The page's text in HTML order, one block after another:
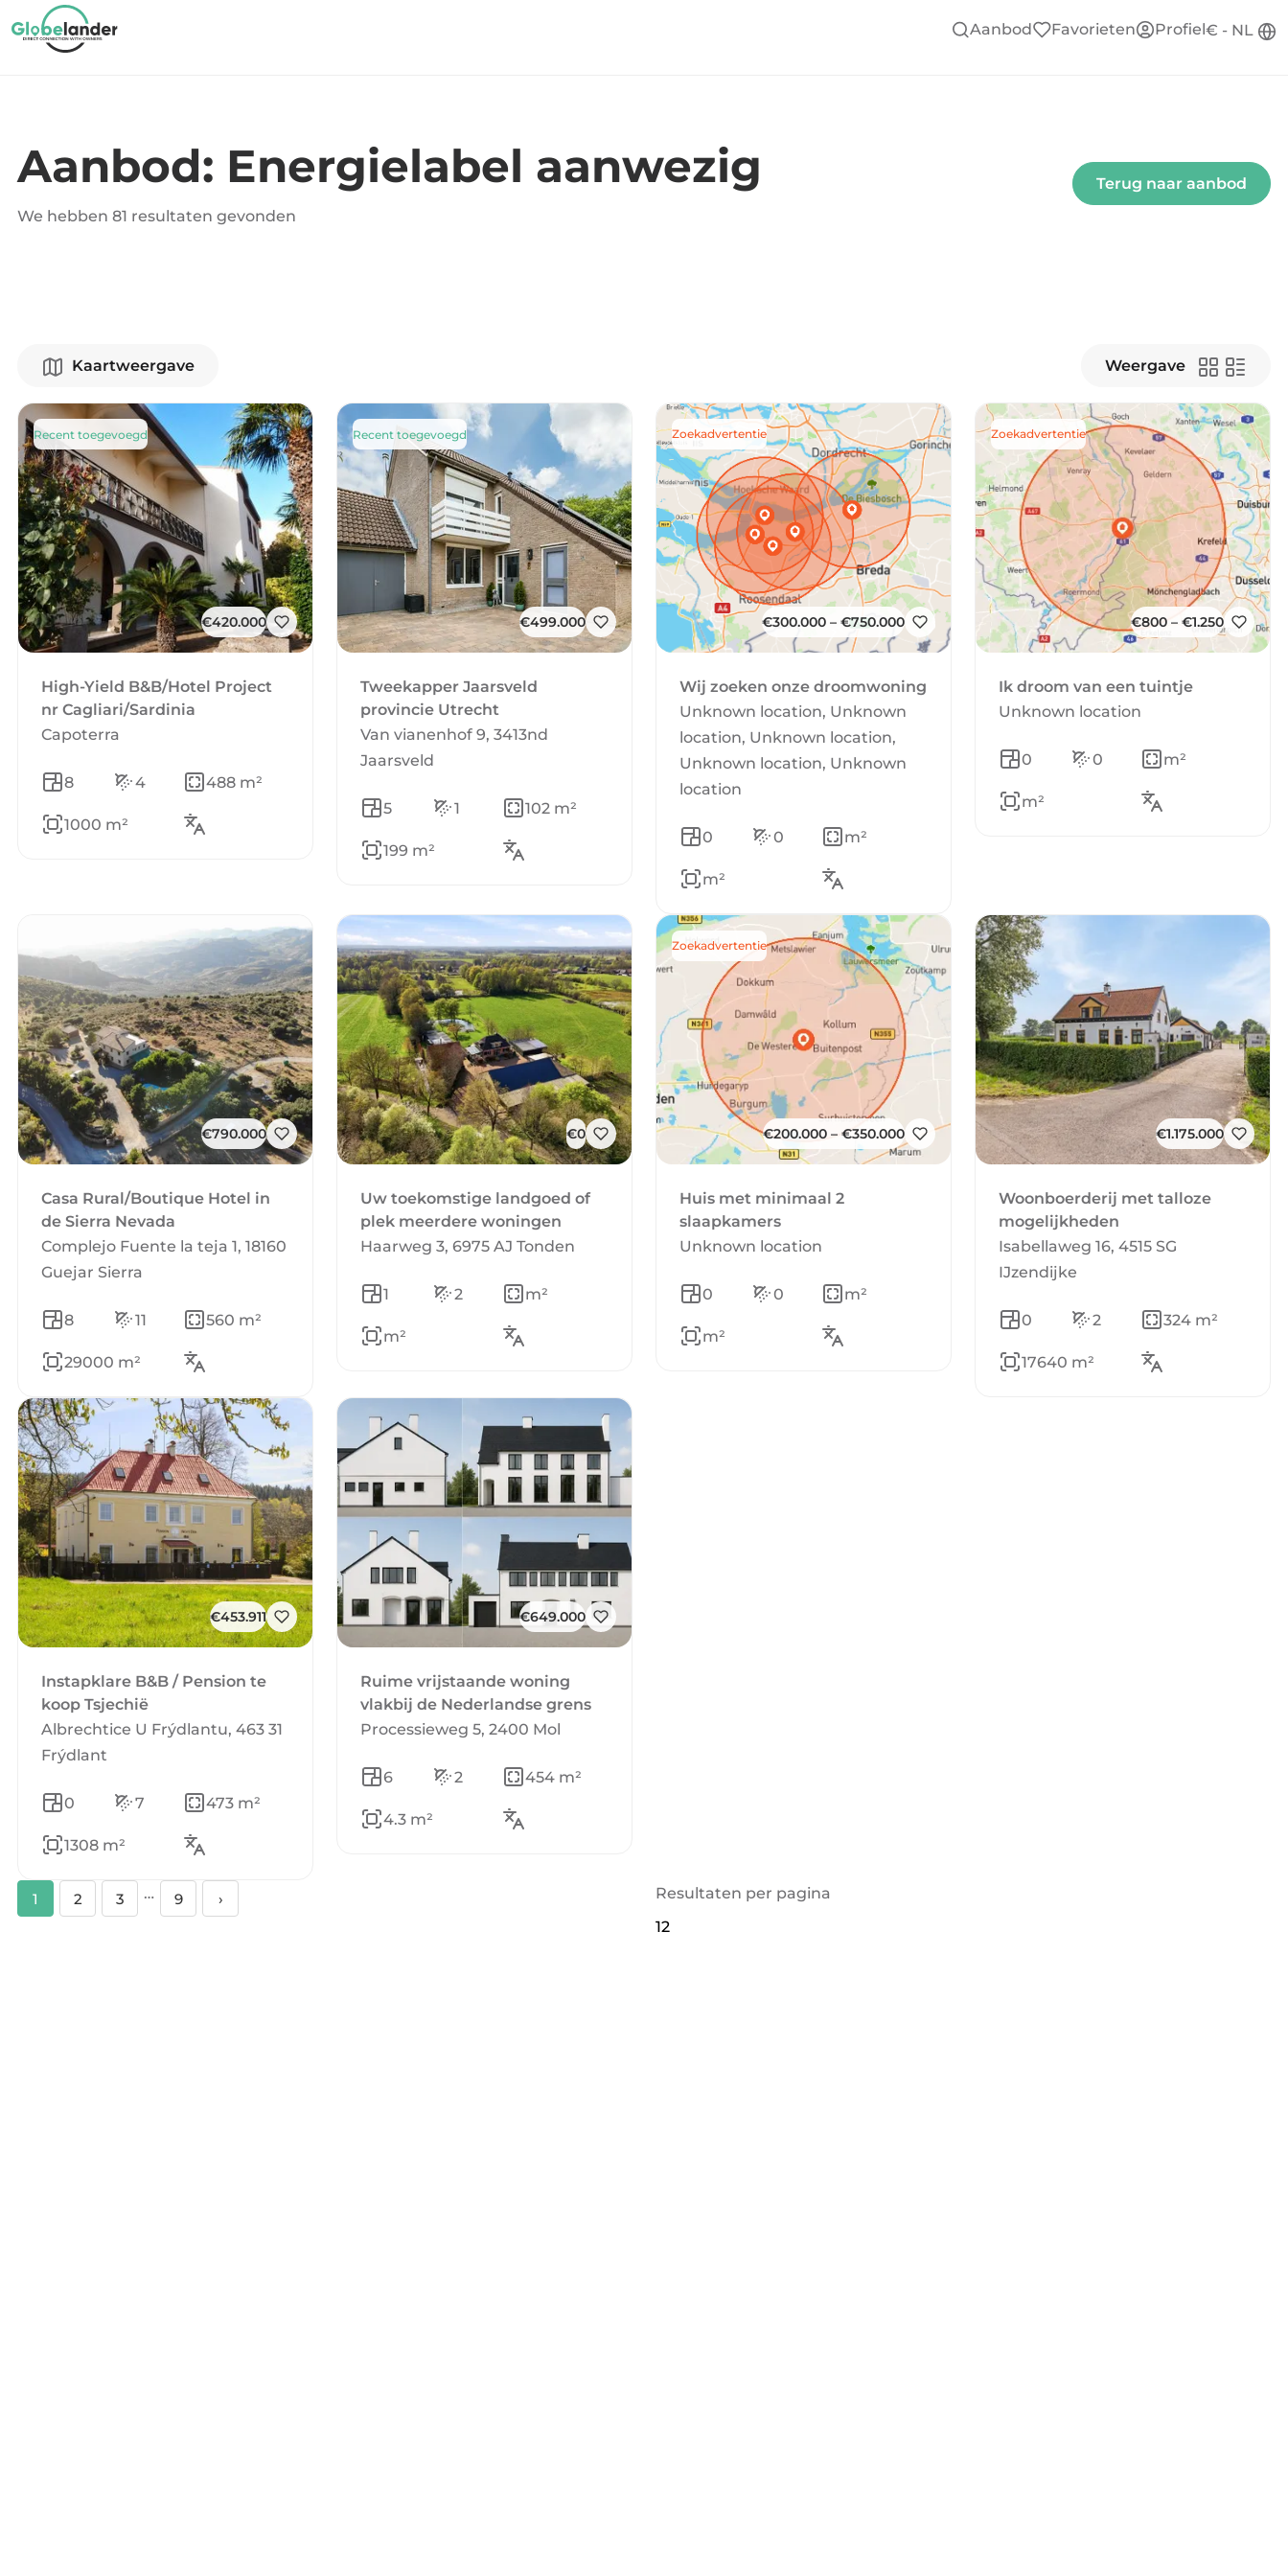
Aanbod Favorieten Profiel € - NL
Aanbod: Energielabel aanwezig
We hebben 81 resultaten gevonden
Terug naar aanbod
Kaartweergave Weergave
Recent toegevoegd
€420.000
High-Yield B&B/Hotel Project
nr Cagliari/Sardinia
Capoterra
8 4 488 m²
1000 m²
Recent toegevoegd
€499.000
Tweekapper Jaarsveld
provincie Utrecht
Van vianenhof 9, 3413nd
Jaarsveld
5 1 102 m²
199 m²
Zoekadvertentie
€300.000 – €750.000
Wij zoeken onze droomwoning
Unknown location, Unknown
location, Unknown location,
Unknown location, Unknown
location
0 0 m²
m²
Zoekadvertentie
€800 – €1.250
Ik droom van een tuintje
Unknown location
0 0 m²
m²
€790.000
Casa Rural/Boutique Hotel in
de Sierra Nevada
Complejo Fuente la teja 1, 18160
Guejar Sierra
8 11 560 m²
29000 m²
€0
Uw toekomstige landgoed of
plek meerdere woningen
Haarweg 3, 6975 AJ Tonden
1 2 m²
m²
Zoekadvertentie
€200.000 – €350.000
Huis met minimaal 2
slaapkamers
Unknown location
0 0 m²
m²
€1.175.000
Woonboerderij met talloze
mogelijkheden
Isabellaweg 16, 4515 SG
IJzendijke
0 2 324 m²
17640 m²
€453.911
Instapklare B&B / Pension te
koop Tsjechië
Albrechtice U Frýdlantu, 463 31
Frýdlant
0 7 473 m²
1308 m²
€649.000
Ruime vrijstaande woning
vlakbij de Nederlandse grens
Processieweg 5, 2400 Mol
6 2 454 m²
4.3 m²
1 2 3 … 9 › Resultaten per pagina